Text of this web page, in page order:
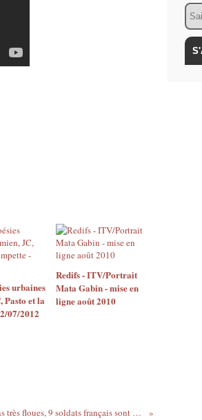
urbaines
Pasto et la
07/2012
Redifs - ITV/Portrait
Mata Gabin - mise en
ligne août 2010
Dans des conditions très floues, 9 soldats français sont morts - Kouamouo sur 2004